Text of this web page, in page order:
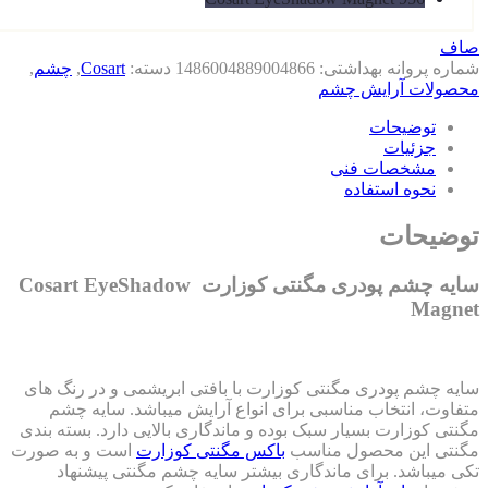
پروانه بهداشتی:1486004889004866 دسته:Cosart
,چشم,
آرایش چشم
توضیحات
جزئیات
مشخصات فنی
نحوه استفاده
سایه چشم پودری مگنتی کوزارت Cosart EyeShadow
چشم پودری مگنتی کوزارت با بافتی ابریشمی و در رنگ های
انتخاب مناسبی برای انواع آرایش میباشد. سایه چشم
کوزارت بسیار سبک بوده و ماندگاری بالایی دارد. بسته بندی
این محصول مناسبباکس مگنتی کوزارت است و به صورت
میباشد. برای ماندگاری بیشتر سایه چشم مگنتی پیشنهاد